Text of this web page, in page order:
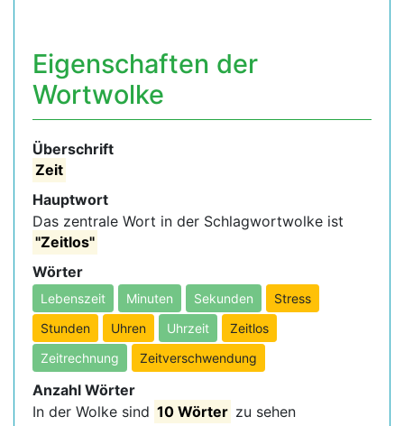
Eigenschaften der
Wortwolke
Überschrift
Zeit
Hauptwort
Das zentrale Wort in der Schlagwortwolke ist
"Zeitlos"
Wörter
Lebenszeit Minuten Sekunden
Stress
Stunden
Uhren Uhrzeit
Zeitlos
Zeitrechnung
Zeitverschwendung
Anzahl Wörter
In der Wolke sind 10 Wörter zu sehen